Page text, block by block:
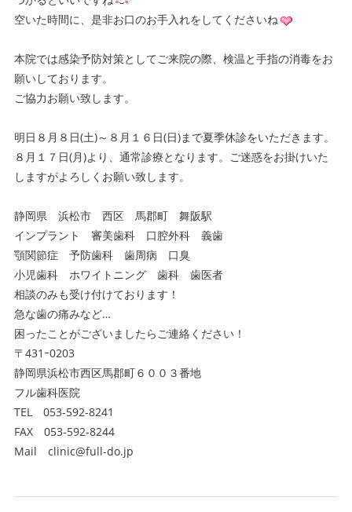
空いた時間に、是非お口のお手入れをしてくださいね
本院では感染予防対策としてご来院の際、検温と手指の消毒をお
願いしております。
ご協力お願い致します。
明日８月８日(土)～８月１６日(日)まで夏季休診をいただきます。
８月１７日(月)より、通常診療となります。ご迷惑をお掛けいた
しますがよろしくお願い致します。
静岡県 浜松市 西区 馬郡町 舞阪駅
インプラント 審美歯科 口腔外科 義歯
顎関節症 予防歯科 歯周病 口臭
小児歯科 ホワイトニング 歯科 歯医者
相談のみも受け付けております！
急な歯の痛みなど…
困ったことがございましたらご連絡ください！
〒431ｰ0203
静岡県浜松市西区馬郡町６００３番地
フル歯科医院
TEL 053-592-8241
FAX 053-592-8244
Mail clinic@full-do.jp